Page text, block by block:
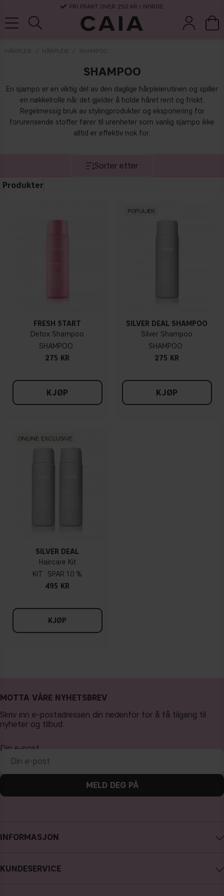
FRI FRAKT OVER 250 KR I NORGE
HÅRPLEIE HÅRPLEIE SHAMPOO
SHAMPOO
En sjampo er en viktig del av den daglige hårpleierutinen og spiller
en nøkkelrolle når det gjelder å holde håret rent og friskt.
Regelmessig bruk av stylingprodukter og eksponering for
forurensende stoffer fører til urenheter som vanlig sjampo ikke
alltid er effektiv nok for.
Sorter etter
Produkter
FRESH START
Detox Shampoo
SHAMPOO
275 KR
KJØP
POPULÆR
SILVER DEAL SHAMPOO
Silver Shampoo
SHAMPOO
275 KR
KJØP
ONLINE EXCLUSIVE
SILVER DEAL
Haircare Kit
KIT
10 %
495 KR
KJØP
INFORMASJON
Karriere
KUNDESERVICE
MOTTA VÅRE NYHETSBREV
Skriv inn e-postadressen din nedenfor for å få tilgang til
nyheter og tilbud.
Din e-post
MELD DEG PÅ
kits & sets tørrsjampo